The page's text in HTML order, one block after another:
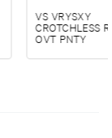
VS VRYSXY
CROTCHLESS
OVT PNTY